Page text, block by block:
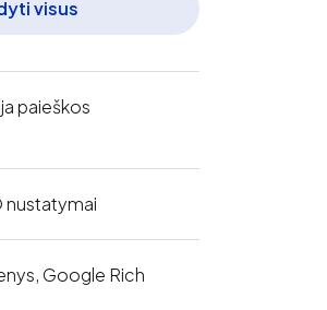
visus
paieškos
nustatymai
Google Rich